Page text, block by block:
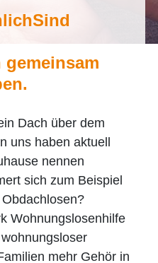
Dach über dem
uns haben aktuell
nennen
sich zum Beispiel
Wohnungslosenhilfe
mehr Gehör in